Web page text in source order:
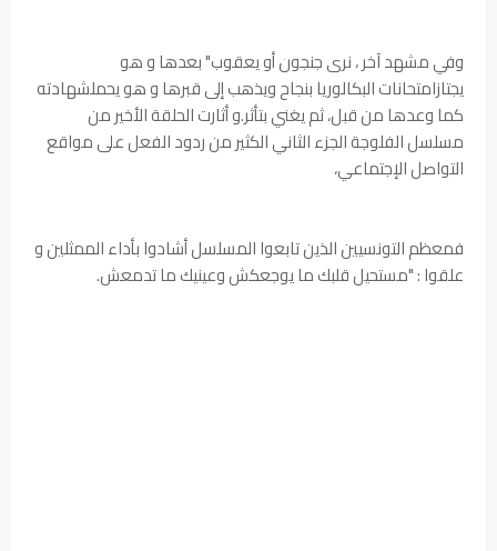
وفي مشهد آخر ، نرى جنجون أو يعقوب" بعدها و هو
يجتازامتحانات البكالوريا بنجاح ويذهب إلى قبرها و هو يحملشهادته
كما وعدها من قبل، ثم يغني بتأثر.و أثارت الحلقة الأخير من
مسلسل الفلوجة الجزء الثاني الكثير من ردود الفعل على مواقع
التواصل الإجتماعي،
فمعظم التونسيين الذين تابعوا المسلسل أشادوا بأداء الممثلين و
علقوا : "مستحيل قلبك ما يوجعكش وعينيك ما تدمعش.